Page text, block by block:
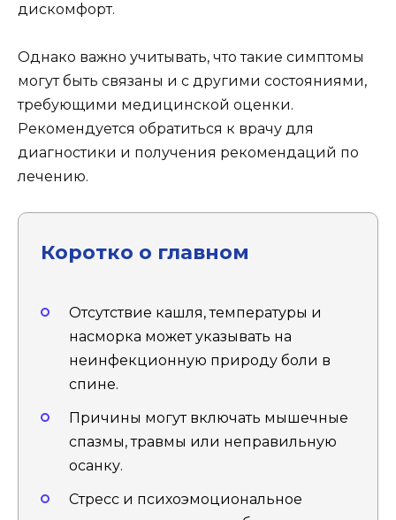
дискомфорт.
Однако важно учитывать, что такие симптомы
могут быть связаны и с другими состояниями,
требующими медицинской оценки.
Рекомендуется обратиться к врачу для
диагностики и получения рекомендаций по
лечению.
Коротко о главном
Отсутствие кашля, температуры и
насморка может указывать на
неинфекционную природу боли в
спине.
Причины могут включать мышечные
спазмы, травмы или неправильную
осанку.
Стресс и психоэмоциональное